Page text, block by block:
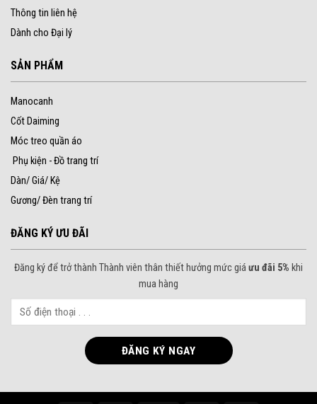
Thông tin liên hệ
Dành cho Đại lý
SẢN PHẨM
Manocanh
Cốt Daiming
Móc treo quần áo
Phụ kiện - Đồ trang trí
Dàn/ Giá/ Kệ
Gương/ Đèn trang trí
ĐĂNG KÝ ƯU ĐÃI
Đăng ký để trở thành Thành viên thân thiết hưởng mức giáưu đãi 5% khi
mua hàng